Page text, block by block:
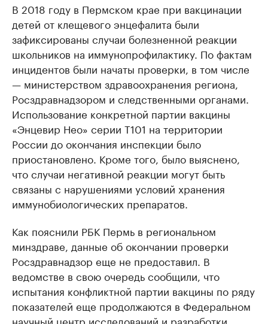
В 2018 году в Пермском крае при вакцинации
детей от клещевого энцефалита были
зафиксированы случаи болезненной реакции
школьников на иммунопрофилактику. По фактам
инцидентов были начаты проверки, в том числе
— министерством здравоохранения региона,
Росздравнадзором и следственными органами.
Использование конкретной партии вакцины
«Энцевир Нео» серии Т101 на территории
России до окончания инспекции было
приостановлено. Кроме того, было выяснено,
что случаи негативной реакции могут быть
связаны с нарушениями условий хранения
иммунобиологических препаратов.
Как пояснили РБК Пермь в региональном
минздраве, данные об окончании проверки
Росздравнадзор еще не предоставил. В
ведомстве в свою очередь сообщили, что
испытания конфликтной партии вакцины по ряду
показателей еще продолжаются в Федеральном
научный центр исследований и разработки